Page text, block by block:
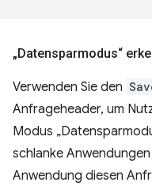
„Datensparmodus“
Verwenden Sie den
Anfrageheader, um
Modus
schlanke
Anwendung diesen